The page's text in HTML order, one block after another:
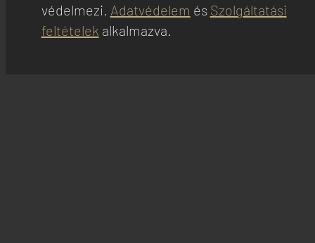
védelmezi. Adatvédelem és Szolgáltatási
feltételek alkalmazva.